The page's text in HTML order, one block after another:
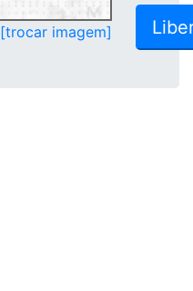
[trocar imagem]